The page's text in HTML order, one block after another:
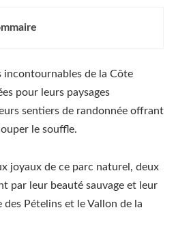
incontournables de la Côte
pour leurs paysages
sentiers de randonnée offrant
le souffle.
joyaux de ce parc naturel, deux
par leur beauté sauvage et leur
des Pételins et le Vallon de la